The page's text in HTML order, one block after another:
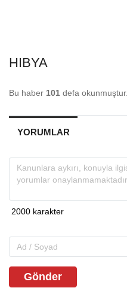
HIBYA
Bu haber 101 defa okunmuştur.
YORUMLAR
Gönder